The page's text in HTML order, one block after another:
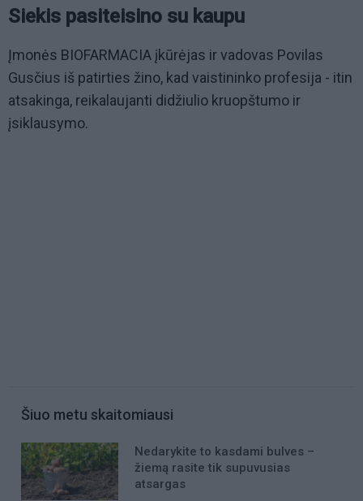
Siekis pasiteisino su kaupu
Įmonės BIOFARMACIA įkūrėjas ir vadovas Povilas
Gusčius iš patirties žino, kad vaistininko profesija - itin
atsakinga, reikalaujanti didžiulio kruopštumo ir
įsiklausymo.
Šiuo metu skaitomiausi
Nedarykite to kasdami bulves –
žiemą rasite tik supuvusias
atsargas